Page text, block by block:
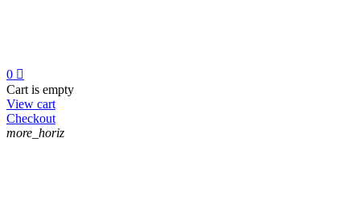
0 
Cart is empty
View cart
Checkout
more_horiz